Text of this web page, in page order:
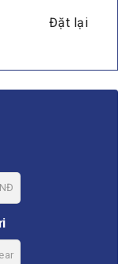
Đặt lại